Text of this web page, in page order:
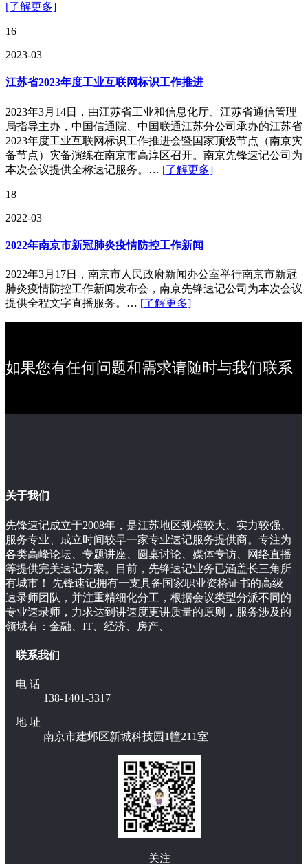
[了解更多]
16
2023-03
江苏省2023年度工业互联网标识工作推进
2023年3月14日，由江苏省工业和信息化厅、江苏省通信管理
局指导主办，中国信通院、中国联通江苏分公司承办的江苏省
2023年度工业互联网标识工作推进会暨国家顶级节点（南京灾
备节点）灾备演练在南京市高淳区召开。南京先锋速记公司为
本次会议提供全称速记服务。… [了解更多]
18
2022-03
2022年南京市新冠肺炎疫情防控工作新闻
2022年3月17日，南京市人民政府新闻办公室举行南京市新冠
肺炎疫情防控工作新闻发布会，南京先锋速记公司为本次会议
提供全程文字直播服务。… [了解更多]
如果您有任何问题和需求请随时与我们联系
关于我们
先锋速记成立于2008年，是江苏地区规模较大、实力较强、
服务专业、成立时间较早一家专业速记服务提供商。专注为
各类高峰论坛、专题讲座、圆桌讨论、媒体专访、网络直播
等提供完美速记方案。目前，先锋速记业务已涵盖长三角所
有城市！ 先锋速记拥有一支具备国家职业资格证书的高级
速录师团队，并注重精细化分工，根据会议类型分派不同的
专业速录师，力求达到讲速度更讲质量的原则，服务涉及的
领域有：金融、IT、经济、房产、
联系我们
电 话
138-1401-3317
地 址
南京市建邺区新城科技园1幢211室
关注